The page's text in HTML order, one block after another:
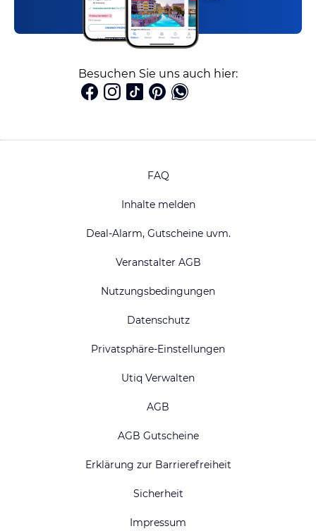
Besuchen Sie uns auch hier:
FAQ
Inhalte melden
Deal-Alarm, Gutscheine uvm.
Veranstalter AGB
Nutzungsbedingungen
Datenschutz
Privatsphäre-Einstellungen
Utiq Verwalten
AGB
AGB Gutscheine
Erklärung zur Barrierefreiheit
Sicherheit
Impressum